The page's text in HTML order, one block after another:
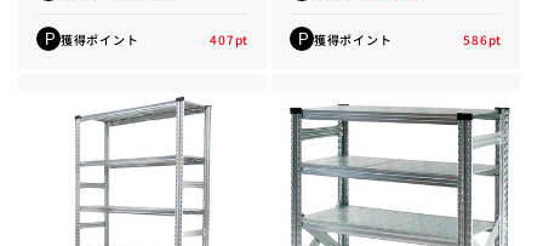
P 獲得ポイント 407pt P 獲得ポイント 586pt